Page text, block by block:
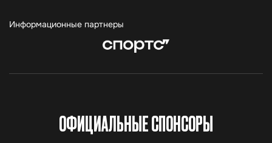
Информационные партнеры
ОФИЦИАЛЬНЫЕ СПОНСОРЫ